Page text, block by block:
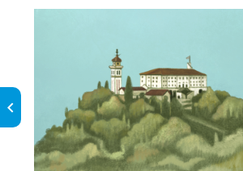
keyboard_arrow_left